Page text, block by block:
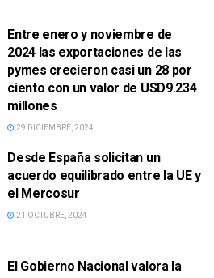
Entre enero y noviembre de
2024 las exportaciones de las
pymes crecieron casi un 28 por
ciento con un valor de USD9.234
millones
29 DICIEMBRE, 2024
Desde España solicitan un
acuerdo equilibrado entre la UE y
el Mercosur
21 OCTUBRE, 2024
El Gobierno Nacional valora la